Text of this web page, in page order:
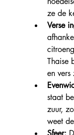
ze de
Verse
Thaise
en
staat
zuur,
weet